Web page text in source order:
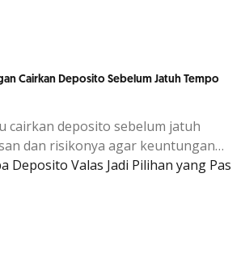
Cairkan Deposito Sebelum Jatuh Tempo
cairkan deposito sebelum jatuh
dan risikonya agar keuntungan